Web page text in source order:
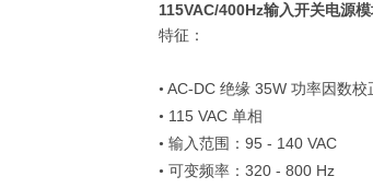
115VAC/400Hz输入开关电源
特征：
• AC-DC 绝缘 35W 功率因数校
• 115 VAC 单相
• 输入范围： 95 - 140 VAC
• 可变频率： 320 - 800 Hz